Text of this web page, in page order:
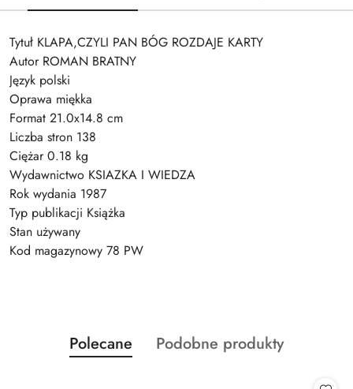
Tytuł KLAPA,CZYLI PAN BÓG ROZDAJE KARTY
Autor ROMAN BRATNY
Język polski
Oprawa miękka
Format 21.0x14.8 cm
Liczba stron 138
Ciężar 0.18 kg
Wydawnictwo KSIAZKA I WIEDZA
Rok wydania 1987
Typ publikacji Książka
Stan używany
Kod magazynowy 78 PW
Pomiń karuzelę produktów
Produkty
o
Polecane
Produkty
Podobne produkty